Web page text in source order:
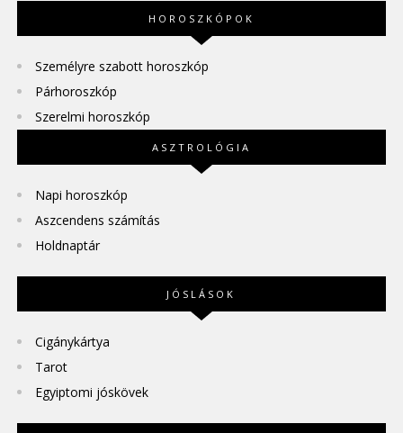
HOROSZKÓPOK
Személyre szabott horoszkóp
Párhoroszkóp
Szerelmi horoszkóp
ASZTROLÓGIA
Napi horoszkóp
Aszcendens számítás
Holdnaptár
JÓSLÁSOK
Cigánykártya
Tarot
Egyiptomi jóskövek